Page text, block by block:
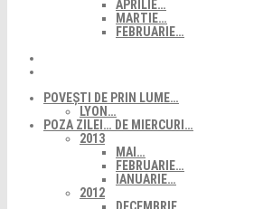
APRILIE…
MARTIE…
FEBRUARIE…
POVEȘTI DE PRIN LUME…
LYON…
POZA ZILEI… DE MIERCURI…
2013
MAI…
FEBRUARIE…
IANUARIE…
2012